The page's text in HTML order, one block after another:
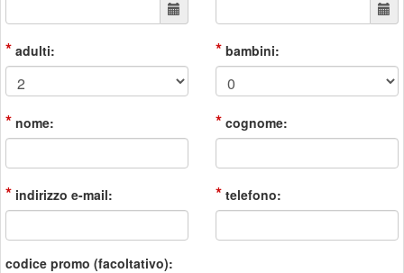
* adulti: * bambini:
* nome: * cognome:
* indirizzo e-mail: * telefono:
codice promo (facoltativo):